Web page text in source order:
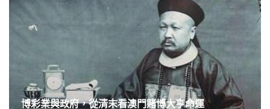
博彩業與政府，從清末看澳門賭博大亨命運